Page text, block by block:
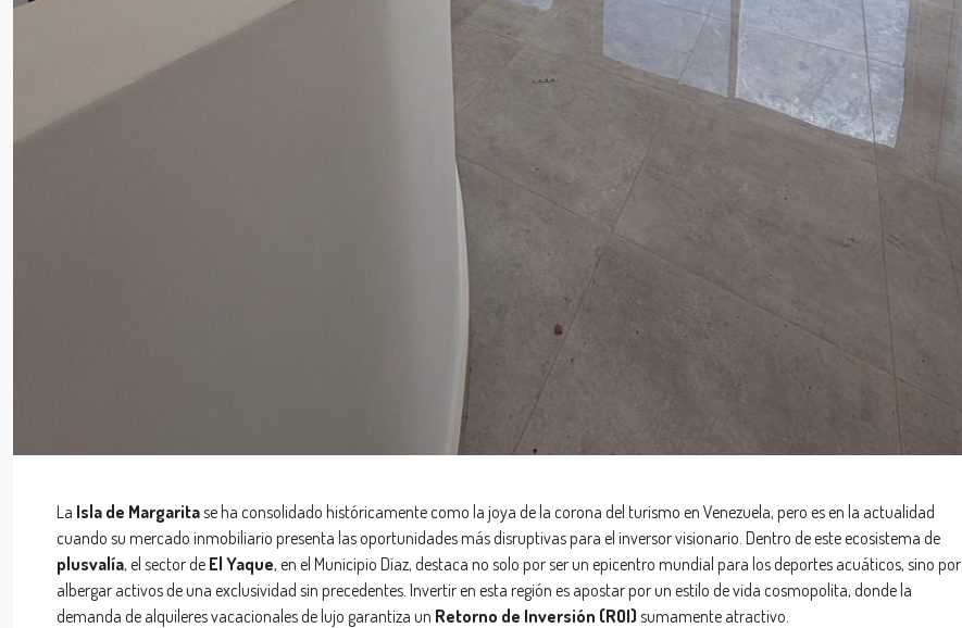
La Isla de Margaritase ha consolidado históricamente como la joya de la corona del turismo en Venezuela, pero es en la actualidad
cuando su mercado inmobiliario presenta las oportunidades más disruptivas para el inversor visionario. Dentro de este ecosistema de
plusvalía, el sector de El Yaque, en el Municipio Díaz, destaca no solo por ser un epicentro mundial para los deportes acuáticos, sino por
albergar activos de una exclusividad sin precedentes. Invertir en esta región es apostar por un estilo de vida cosmopolita, donde la
demanda de alquileres vacacionales de lujo garantiza un Retorno de Inversión (ROI) sumamente atractivo.